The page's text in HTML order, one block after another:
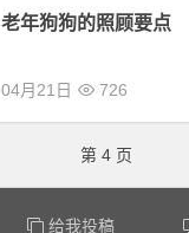
老年狗狗的照顾要点
04月21日 726
第 4页
给我投稿